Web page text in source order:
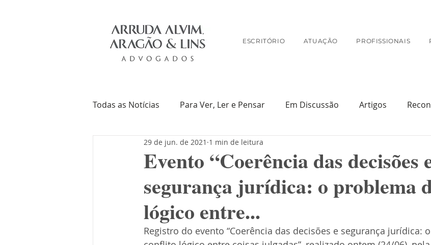
ESCRITÓRIO ATUAÇÃO PROFISSIONAIS
Todas as Notícias Para Ver, Ler e Pensar Em Discussão Artigos
Troca de Ideias Livros Na Mídia
Evento “Coerência das decisões
segurança jurídica: o problema
lógico entre...
29 de jun. de 2021 1 min de leitura
Registro do evento “Coerência das decisões e segurança jurídica: